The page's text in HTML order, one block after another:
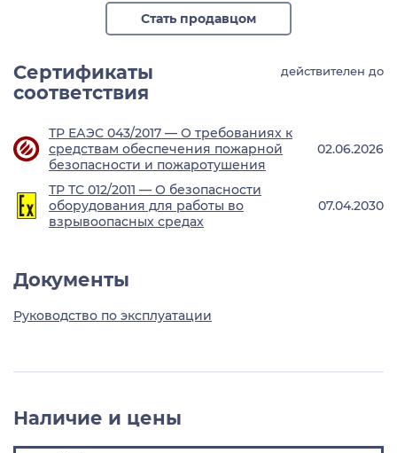
Стать продавцом
Сертификаты
соответствия
действителен до
ТР ЕАЭС 043/2017 — О требованиях к
средствам обеспечения пожарной
безопасности и пожаротушения
02.06.2026
ТР ТС 012/2011 — О безопасности
оборудования для работы во
взрывоопасных средах
07.04.2030
Документы
Руководство по эксплуатации
Наличие и цены